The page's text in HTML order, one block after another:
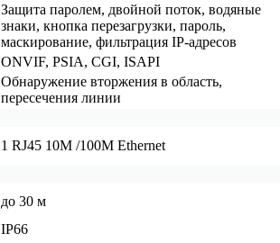
Защита паролем, двойной поток, водяные
знаки, кнопка перезагрузки, пароль,
маскирование, фильтрация IP-адресов
ONVIF, PSIA, CGI, ISAPI
Обнаружение вторжения в область,
пересечения линии
1 RJ45 10M /100M Ethernet
до 30 м
IP66